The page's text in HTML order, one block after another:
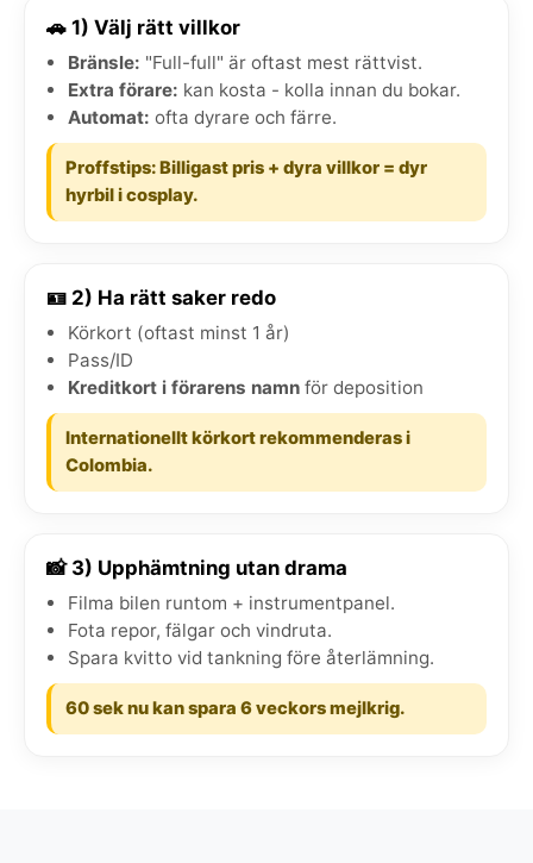
🚗 1) Välj rätt villkor
Bränsle: "Full-full" är oftast mest rättvist.
Extra förare: kan kosta - kolla innan du bokar.
Automat: ofta dyrare och färre.
Proffstips: Billigast pris + dyra villkor = dyr
hyrbil i cosplay.
🪪 2) Ha rätt saker redo
Körkort (oftast minst 1 år)
Pass/ID
Kreditkort i förarens namn för deposition
Internationellt körkort rekommenderas i
Colombia.
📸 3) Upphämtning utan drama
Filma bilen runtom + instrumentpanel.
Fota repor, fälgar och vindruta.
Spara kvitto vid tankning före återlämning.
60 sek nu kan spara 6 veckors mejlkrig.